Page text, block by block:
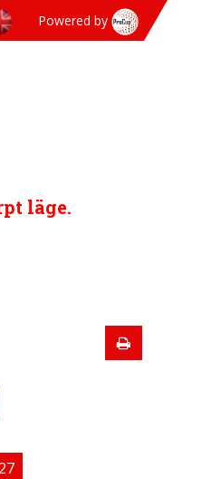
Powered by
läge.